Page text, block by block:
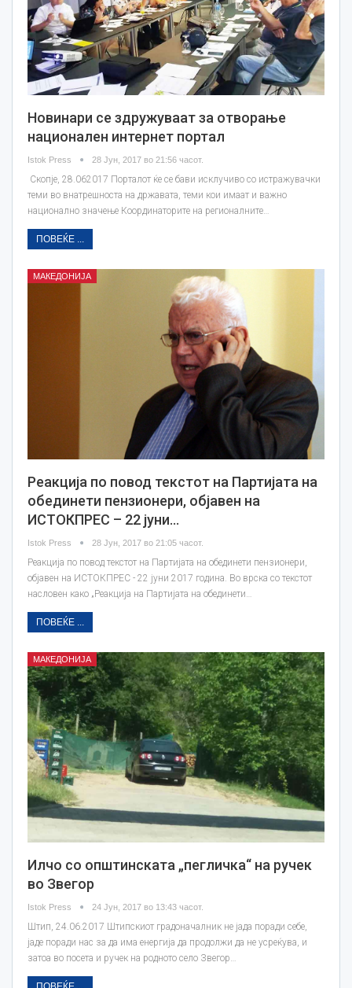
Новинари се здружуваат за отворање
национален интернет портал
Istok Press 28 Јун, 2017 во 21:56 часот.
Скопје, 28.062017 Порталот ќе се бави исклучиво со истражувачки
теми во внатрешноста на државата, теми кои имаат и важно
национално значење Координаторите на регионалните…
ПОВЕЌЕ ...
МАКЕДОНИЈА
Реакција по повод текстот на Партијата на
обединети пензионери, објавен на
ИСТОКПРЕС – 22 јуни…
Istok Press 28 Јун, 2017 во 21:05 часот.
Реакција по повод текстот на Партијата на обединети пензионери,
објавен на ИСТОКПРЕС - 22 јуни 2017 година. Во врска со текстот
насловен како „Реакција на Партијата на обединети…
ПОВЕЌЕ ...
МАКЕДОНИЈА
Илчо со општинската „пегличка“ на ручек
во Звегор
Istok Press 24 Јун, 2017 во 13:43 часот.
Штип, 24.06.2017 Штипскиот градоначалник не јада поради себе,
јаде поради нас за да има енергија да продолжи да не усреќува, и
затоа во посета и ручек на родното село Звегор…